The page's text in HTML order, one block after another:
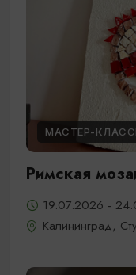
МАСТЕР-
Римская
19.07.2026 -
Калининград,